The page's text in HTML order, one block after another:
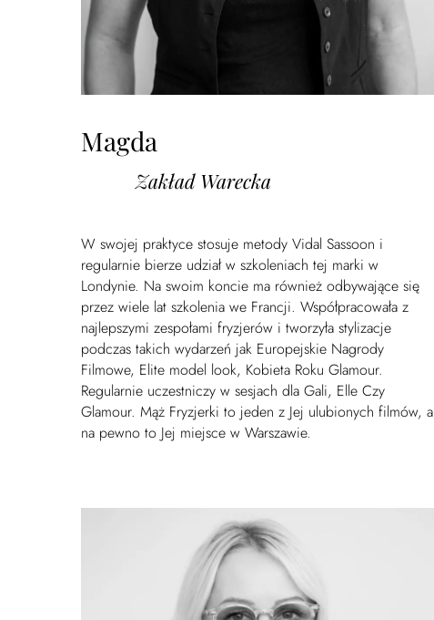
Magda
Zakład Warecka
W swojej praktyce stosuje metody Vidal Sassoon i
regularnie bierze udział w szkoleniach tej marki w
Londynie. Na swoim koncie ma również odbywające się
przez wiele lat szkolenia we Francji. Współpracowała z
najlepszymi zespołami fryzjerów i tworzyła stylizacje
podczas takich wydarzeń jak Europejskie Nagrody
Filmowe, Elite model look, Kobieta Roku Glamour.
Regularnie uczestniczy w sesjach dla Gali, Elle Czy
Glamour. Mąż Fryzjerki to jeden z Jej ulubionych filmów, a
na pewno to Jej miejsce w Warszawie.